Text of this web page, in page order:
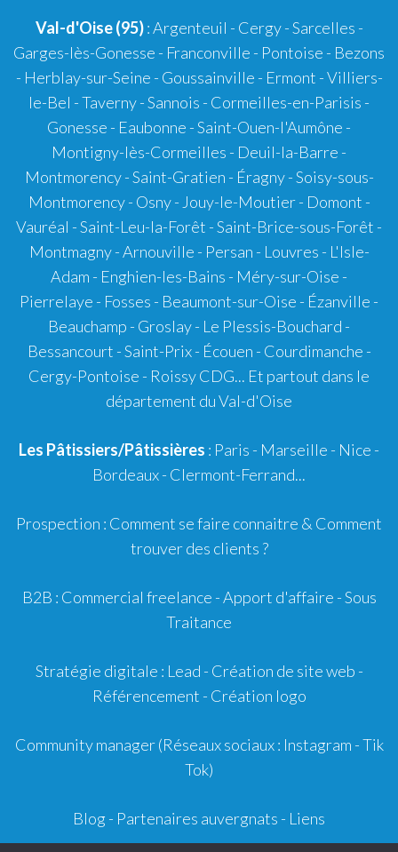
Val-d'Oise (95): Argenteuil - Cergy - Sarcelles -
Garges-lès-Gonesse - Franconville - Pontoise - Bezons
- Herblay-sur-Seine - Goussainville - Ermont - Villiers-
le-Bel - Taverny - Sannois - Cormeilles-en-Parisis -
Gonesse - Eaubonne - Saint-Ouen-l'Aumône -
Montigny-lès-Cormeilles - Deuil-la-Barre -
Montmorency - Saint-Gratien - Éragny - Soisy-sous-
Montmorency - Osny - Jouy-le-Moutier - Domont -
Vauréal - Saint-Leu-la-Forêt - Saint-Brice-sous-Forêt -
Montmagny - Arnouville - Persan - Louvres - L'Isle-
Adam - Enghien-les-Bains - Méry-sur-Oise -
Pierrelaye - Fosses - Beaumont-sur-Oise - Ézanville -
Beauchamp - Groslay - Le Plessis-Bouchard -
Bessancourt - Saint-Prix - Écouen - Courdimanche -
Cergy-Pontoise - Roissy CDG... Et partout dans le
département du Val-d'Oise
Les Pâtissiers/Pâtissières : Paris - Marseille - Nice -
Bordeaux- Clermont-Ferrand...
Prospection : Comment se faire connaitre & Comment
trouver des clients ?
B2B : Commercial freelance -Apport d'affaire - Sous
Traitance
Stratégie digitale : Lead - Création de site web -
Référencement - Création logo
Community manager(Réseaux sociaux : Instagram - Tik
Tok)
Blog - Partenaires auvergnats - Liens